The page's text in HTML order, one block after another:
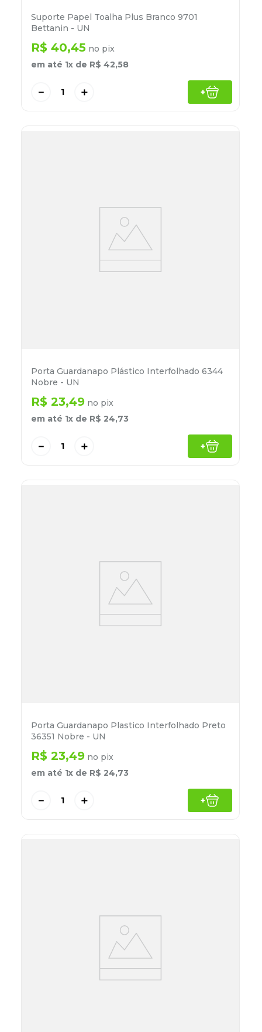
Suporte Papel Toalha Plus Branco 9701
Bettanin - UN
R$ 40,45 no pix
em até 1x de R$ 42,58
＋
－ +
Porta Guardanapo Plástico Interfolhado 6344
Nobre - UN
R$ 23,49 no pix
em até 1x de R$ 24,73
＋
－ +
Porta Guardanapo Plastico Interfolhado Preto
36351 Nobre - UN
R$ 23,49 no pix
em até 1x de R$ 24,73
＋
－ +